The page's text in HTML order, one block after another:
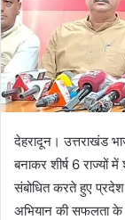
देहरादून। उत्तराखंड
बनाकर शीर्ष 6 राज्यों में
संबोधित करते हुए
अभियान की सफलता के